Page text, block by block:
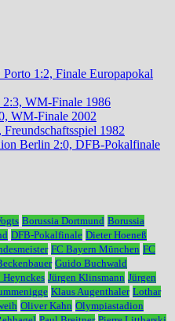
1:2, Finale Europapokal
WM-Finale 1986
WM-Finale 2002
1982
Berlin 2:0, DFB-Pokalfinale
Borussia Dortmund Borussia
DFB-Pokalfinale Dieter Hoeneß
FC Bayern München FC
Guido Buchwald
Heynckes Jürgen Klinsmann Jürgen
Klaus Augenthaler Lothar
Oliver Kahn Olympiastadion